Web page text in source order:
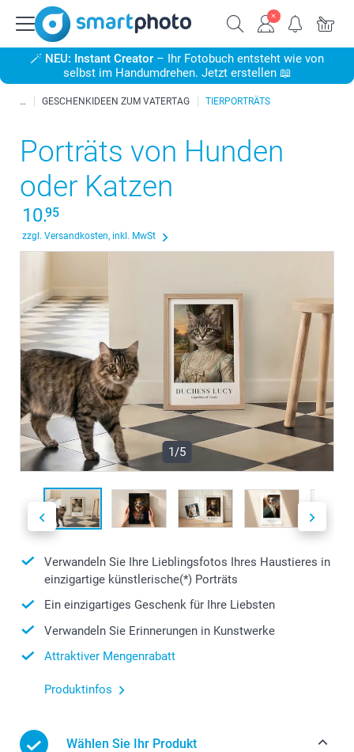
🪄 NEU: Instant Creator – Ihr Fotobuch entsteht wie von
selbst im Handumdrehen. Jetzt erstellen 📖
GESCHENKIDEEN ZUM VATERTAG TIERPORTRÄTS
Porträts von Hunden
oder Katzen
10.95
zzgl. Versandkosten, inkl. MwSt
1/5
Verwandeln Sie Ihre Lieblingsfotos Ihres Haustieres in
einzigartige künstlerische(*) Porträts
Ein einzigartiges Geschenk für Ihre Liebsten
Verwandeln Sie Erinnerungen in Kunstwerke
Attraktiver Mengenrabatt
Produktinfos
Wählen Sie Ihr Produkt